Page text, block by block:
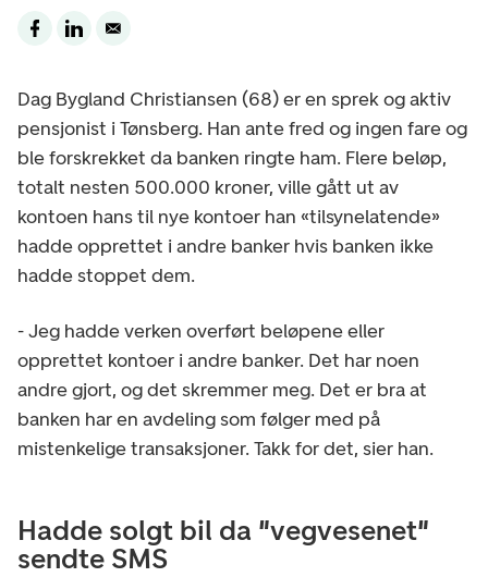
Dag Bygland Christiansen (68) er en sprek og aktiv
pensjonist i Tønsberg. Han ante fred og ingen fare og
ble forskrekket da banken ringte ham. Flere beløp,
totalt nesten 500.000 kroner, ville gått ut av
kontoen hans til nye kontoer han «tilsynelatende»
hadde opprettet i andre banker hvis banken ikke
hadde stoppet dem.
- Jeg hadde verken overført beløpene eller
opprettet kontoer i andre banker. Det har noen
andre gjort, og det skremmer meg. Det er bra at
banken har en avdeling som følger med på
mistenkelige transaksjoner. Takk for det, sier han.
Hadde solgt bil da "vegvesenet"
sendte SMS